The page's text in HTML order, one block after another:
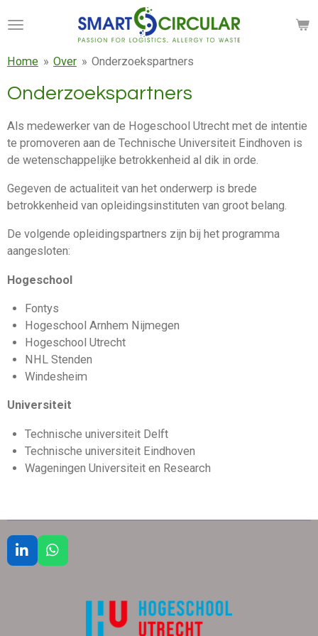
direct
de
hoofdinhoud
Home » Over » Onderzoekspartners
Onderzoekspartners
Als medewerker van de Hogeschool Utrecht met de intentie
te promoveren aan de Technische Universiteit Eindhoven is
de wetenschappelijke betrokkenheid al dik in orde.
Gegeven de actualiteit van het onderwerp is brede
betrokkenheid van opleidingsinstituten van groot belang.
De volgende opleidingspartners zijn bij het programma
aangesloten:
Hogeschool
Fontys
Hogeschool Arnhem Nijmegen
Hogeschool Utrecht
NHL Stenden
Windesheim
Universiteit
Technische universiteit Delft
Technische universiteit Eindhoven
Wageningen Universiteit en Research
L
i
W
h